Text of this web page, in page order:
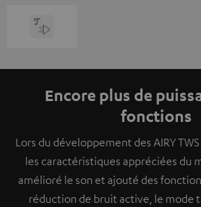
Encore plus de
fonctions
Lors du développement des AIRY
les caractéristiques appréciées du
amélioré le son et ajouté des
réduction de bruit active, le mode